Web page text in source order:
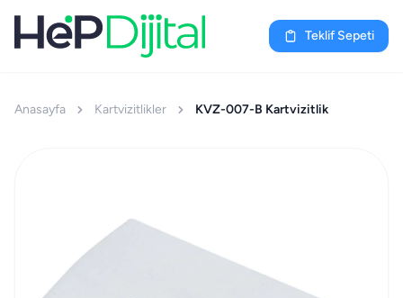
Teklif Sepeti
Anasayfa Kartvizitlikler KVZ-007-B Kartvizitlik